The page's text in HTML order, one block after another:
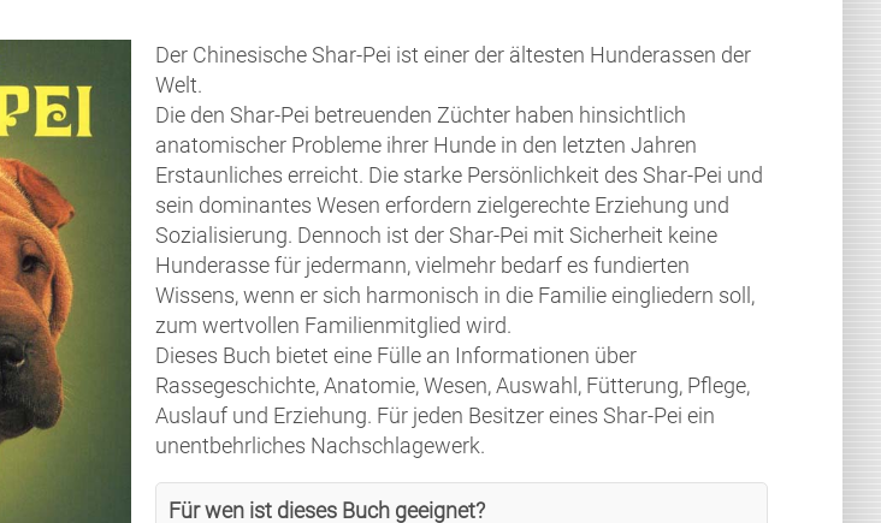
Der Chinesische Shar-Pei ist einer der ältesten Hunderassen der
Welt.
Die den Shar-Pei betreuenden Züchter haben hinsichtlich
anatomischer Probleme ihrer Hunde in den letzten Jahren
Erstaunliches erreicht. Die starke Persönlichkeit des Shar-Pei und
sein dominantes Wesen erfordern zielgerechte Erziehung und
Sozialisierung. Dennoch ist der Shar-Pei mit Sicherheit keine
Hunderasse für jedermann, vielmehr bedarf es fundierten
Wissens, wenn er sich harmonisch in die Familie eingliedern soll,
zum wertvollen Familienmitglied wird.
Dieses Buch bietet eine Fülle an Informationen über
Rassegeschichte, Anatomie, Wesen, Auswahl, Fütterung, Pflege,
Auslauf und Erziehung. Für jeden Besitzer eines Shar-Pei ein
unentbehrliches Nachschlagewerk.
Für wen ist dieses Buch geeignet?